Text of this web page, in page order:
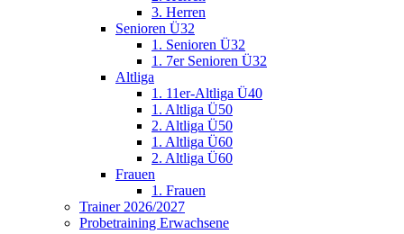
3. Herren
Senioren Ü32
1. Senioren Ü32
1. 7er Senioren Ü32
Altliga
1. 11er-Altliga Ü40
1. Altliga Ü50
2. Altliga Ü50
1. Altliga Ü60
2. Altliga Ü60
Frauen
1. Frauen
Trainer 2026/2027
Probetraining Erwachsene